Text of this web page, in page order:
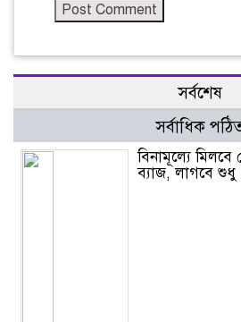
সর্বশেষ
সর্বাধিক
বিনামূল্যে
ব্যাজ, লাগবে শুধু